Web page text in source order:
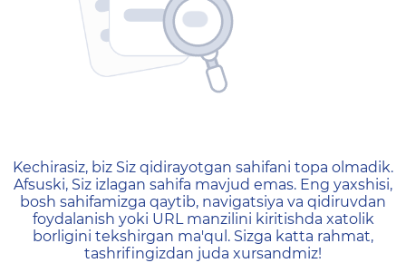
404 — Страница не
Kechirasiz, biz Siz qidirayotgan sahifani topa olmadik.
Afsuski, Siz izlagan sahifa mavjud emas. Eng yaxshisi,
bosh sahifamizga qaytib, navigatsiya va qidiruvdan
foydalanish yoki URL manzilini kiritishda xatolik
borligini tekshirgan ma'qul. Sizga katta rahmat,
tashrifingizdan juda xursandmiz!